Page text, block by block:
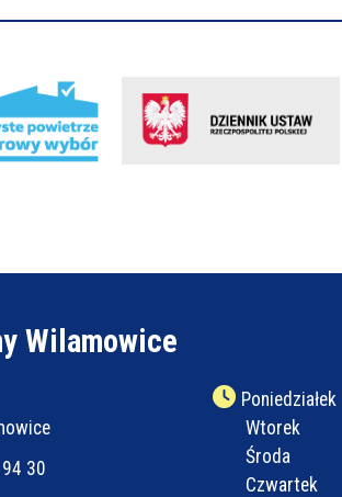
Wilamowice
30
Poniedziałek
Wtorek
Środa
Czwartek